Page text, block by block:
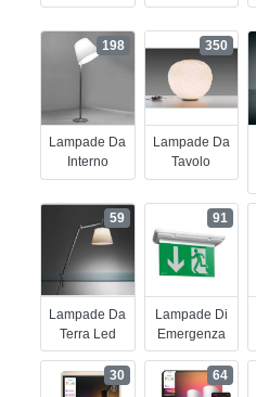
Lampade Da
Interno
198
Lampade Da
Tavolo
350
Lampade Da
Terra Led
59
Lampade Di
Emergenza
91
30 64